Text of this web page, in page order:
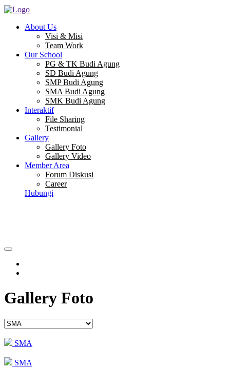
About Us
Visi & Misi
Team Work
Our School
PG & TK Budi Agung
SD Budi Agung
SMP Budi Agung
SMA Budi Agung
SMK Budi Agung
Interaktif
File Sharing
Testimonial
Gallery
Gallery Foto
Gallery Video
Member Area
Forum Diskusi
Career
Hubungi
Gallery Foto
SMA
SMA